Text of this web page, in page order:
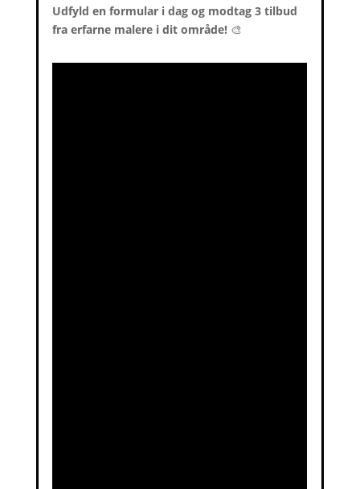
Udfyld en formular i dag og modtag 3 tilbud
fra erfarne malere i dit område! 🎨